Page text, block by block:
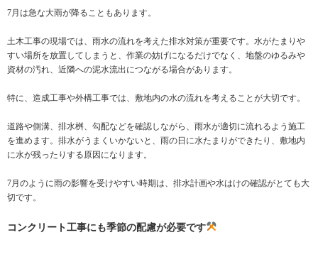
7月は急な大雨が降ることもあります。
土木工事の現場では、雨水の流れを考えた排水対策が重要です。水がたまりや
すい場所を放置してしまうと、作業の妨げになるだけでなく、地盤のゆるみや
資材の汚れ、近隣への泥水流出につながる場合があります。
特に、造成工事や外構工事では、敷地内の水の流れを考えることが大切です。
道路や側溝、排水桝、勾配などを確認しながら、雨水が適切に流れるよう施工
を進めます。排水がうまくいかないと、雨の日に水たまりができたり、敷地内
に水が残ったりする原因になります。
7月のように雨の影響を受けやすい時期は、排水計画や水はけの確認がとても大
切です。
コンクリート工事にも季節の配慮が必要です